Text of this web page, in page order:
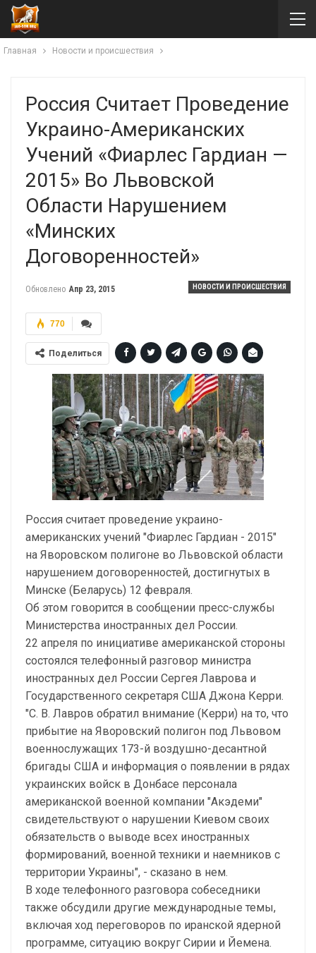
Главная Новости и происшествия
Россия Считает Проведение
Украино-Американских
Учений «Фиарлес Гардиан —
2015» Во Львовской
Области Нарушением
«минских
Договоренностей»
НОВОСТИ И ПРОИСШЕСТВИЯ
Обновлено Апр 23, 2015
770
Поделиться
Россия считает проведение украино-
американских учений "Фиарлес Гардиан - 2015"
на Яворовском полигоне во Львовской области
нарушением договоренностей, достигнутых в
Минске (Беларусь) 12 февраля.
Об этом говорится в сообщении пресс-службы
Министерства иностранных дел России.
22 апреля по инициативе американской стороны
состоялся телефонный разговор министра
иностранных дел России Сергея Лаврова и
Государственного секретаря США Джона Керри.
"С. В. Лавров обратил внимание (Керри) на то, что
прибытие на Яворовский полигон под Львовом
военнослужащих 173-й воздушно-десантной
бригады США и информация о появлении в рядах
украинских войск в Донбасе персонала
американской военной компании "Акэдеми"
свидетельствуют о нарушении Киевом своих
обязательств о выводе всех иностранных
формирований, военной техники и наемников с
территории Украины", - сказано в нем.
В ходе телефонного разговора собеседники
также обсудили другие международные темы,
включая ход переговоров по иранской ядерной
программе, ситуацию вокруг Сирии и Йемена.